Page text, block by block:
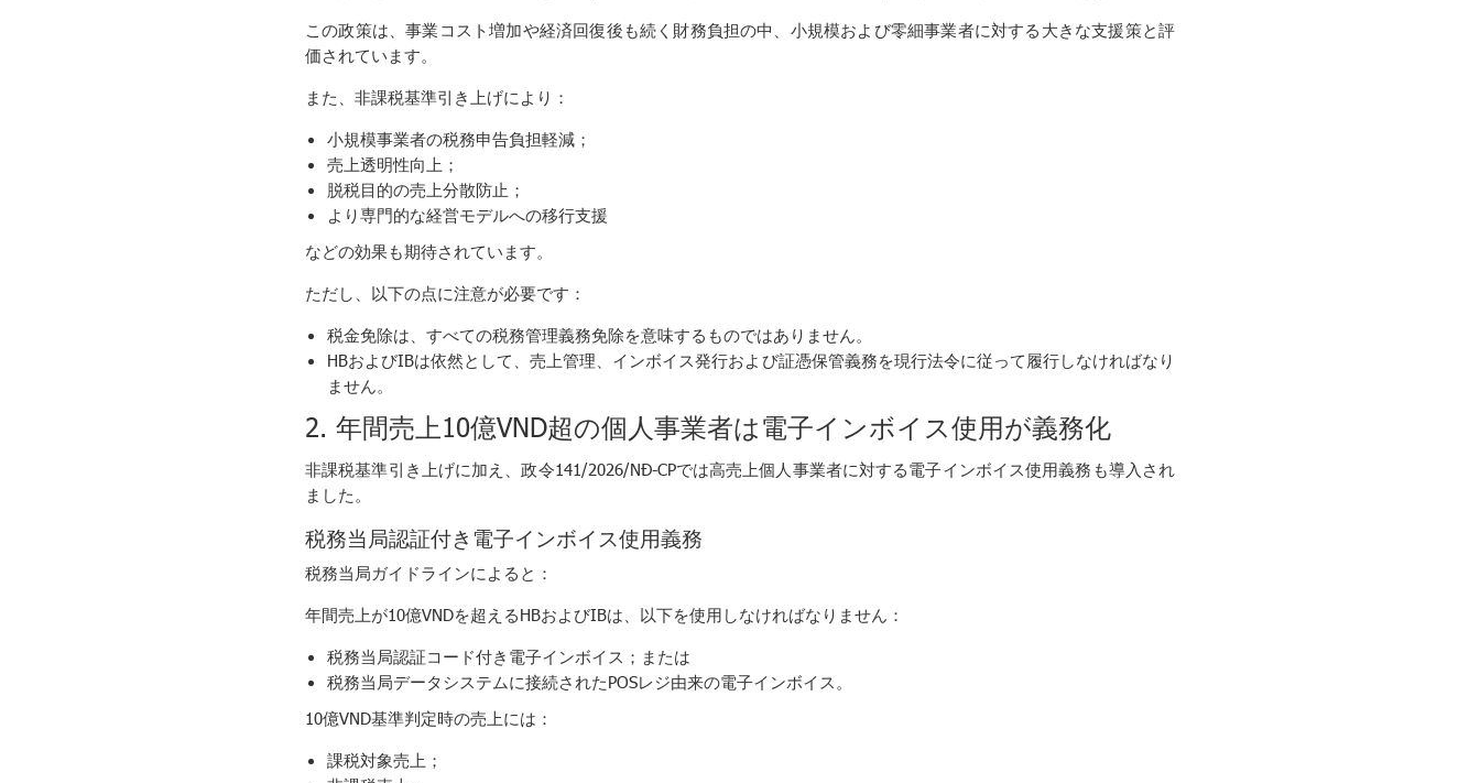
この政策は、事業コスト増加や経済回復後も続く財務負担の中、小規模および零細事業者に対する大きな支援策と評
価されています。
また、非課税基準引き上げにより：
小規模事業者の税務申告負担軽減；
売上透明性向上；
脱税目的の売上分散防止；
より専門的な経営モデルへの移行支援
などの効果も期待されています。
ただし、以下の点に注意が必要です：
税金免除は、すべての税務管理義務免除を意味するものではありません。
HBおよびIBは依然として、売上管理、インボイス発行および証憑保管義務を現行法令に従って履行しなければなり
ません。
2. 年間売上10億VND超の個人事業者は電子インボイス使用が義務化
非課税基準引き上げに加え、政令141/2026/NĐ-CPでは高売上個人事業者に対する電子インボイス使用義務も導入され
ました。
税務当局認証付き電子インボイス使用義務
税務当局ガイドラインによると：
年間売上が10億VNDを超えるHBおよびIBは、以下を使用しなければなりません：
税務当局認証コード付き電子インボイス；または
税務当局データシステムに接続されたPOSレジ由来の電子インボイス。
10億VND基準判定時の売上には：
課税対象売上；